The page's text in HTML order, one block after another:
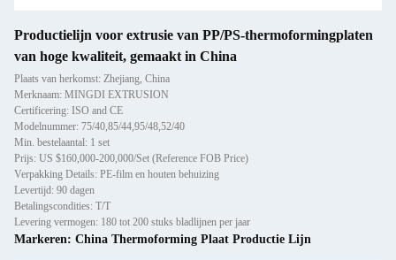
Productielijn voor extrusie van PP/PS-thermoformingplaten
van hoge kwaliteit, gemaakt in China
Plaats van herkomst: Zhejiang, China
Merknaam: MINGDI EXTRUSION
Certificering: ISO and CE
Modelnummer: 75/40,85/44,95/48,52/40
Min. bestelaantal: 1 set
Prijs: US $160,000-200,000/Set (Reference FOB Price)
Verpakking Details: PE-film en houten behuizing
Levertijd: 90 dagen
Betalingscondities: T/T
Levering vermogen: 180 tot 200 stuks bladlijnen per jaar
Markeren: China Thermoforming Plaat Productie Lijn